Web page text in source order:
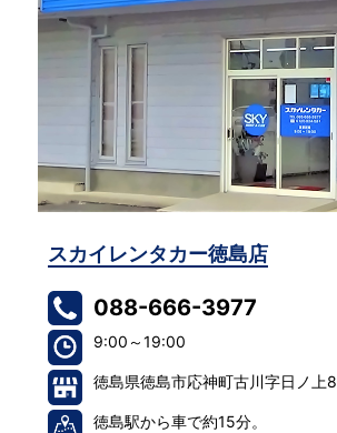
スカイレンタカー徳島店
088-666-3977
9:00～19:00
徳島県徳島市応神町古川字日ノ上8
徳島駅から車で約15分。